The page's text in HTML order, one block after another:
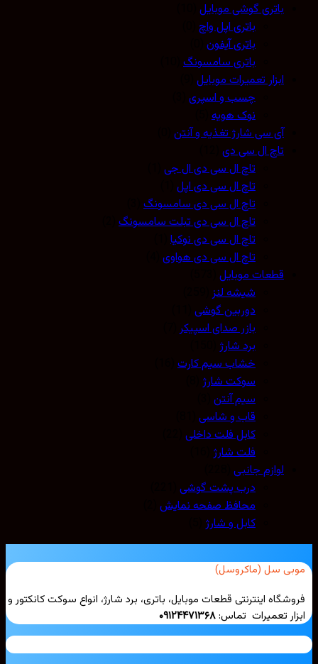
باتری گوشی موبایل(10)
باتری اپل واچ(0)
باتری آیفون(0)
باتری سامسونگ(10)
ابزار تعمیرات موبایل(9)
چسب و اسپری(3)
نوک هویه(5)
آی سی شارژ تغذیه و آنتن(0)
تاچ ال سی دی(12)
تاچ ال سی دی ال جی(1)
تاچ ال سی دی اپل(1)
تاچ ال سی دی سامسونگ(3)
تاچ ال سی دی تبلت سامسونگ(2)
تاچ ال سی دی نوکیا (1)
تاچ ال سی دی هواوی(4)
قطعات موبایل(573)
شیشه لنز(259)
دوربین گوشی(11)
بازر صدای اسپیکر(7)
برد شارژ(150)
خشاب سیم کارت(16)
سوکت شارژ(8)
سیم آنتن(3)
قاب و شاسی(81)
کابل فلت داخلی(22)
فلت شارژ(16)
لوازم جانبی(228)
درب پشت گوشی(221)
محافظ صفحه نمایش(2)
کابل و شارژ(5)
سل (ماکروسل)
اینترنتی قطعات موبایل، باتری، برد شارژ، انواع سوکت کانکتور و
تعمیرات تماس:۰۹۱۲۴۴۷۱۳۶۸